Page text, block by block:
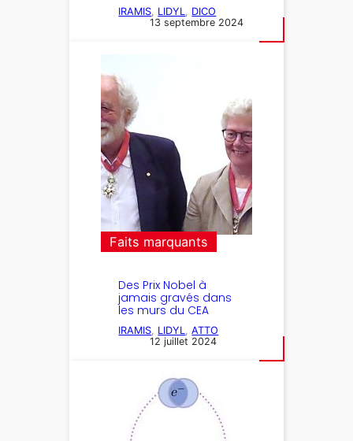
IRAMIS LIDYL
DICO
13 septembre 2024
Faits marquants
Des Prix Nobel à
jamais gravés dans
les murs du CEA
IRAMIS, LIDYL, ATTO
12 juillet 2024